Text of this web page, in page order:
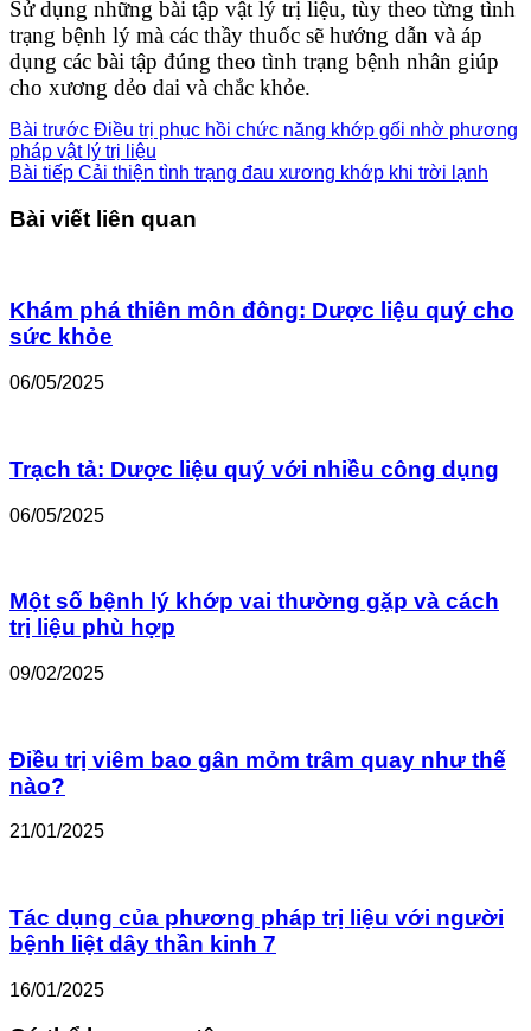
Sử dụng những bài tập vật lý trị liệu, tùy theo từng tình
trạng bệnh lý mà các thầy thuốc sẽ hướng dẫn và áp
dụng các bài tập đúng theo tình trạng bệnh nhân giúp
cho xương dẻo dai và chắc khỏe.
Bài trước Điều trị phục hồi chức năng khớp gối nhờ phương
pháp vật lý trị liệu
Bài tiếp Cải thiện tình trạng đau xương khớp khi trời lạnh
Bài viết liên quan
Khám phá thiên môn đông: Dược liệu quý cho
sức khỏe
06/05/2025
Trạch tả: Dược liệu quý với nhiều công dụng
06/05/2025
Một số bệnh lý khớp vai thường gặp và cách
trị liệu phù hợp
09/02/2025
Điều trị viêm bao gân mỏm trâm quay như thế
nào?
21/01/2025
Tác dụng của phương pháp trị liệu với người
bệnh liệt dây thần kinh 7
16/01/2025